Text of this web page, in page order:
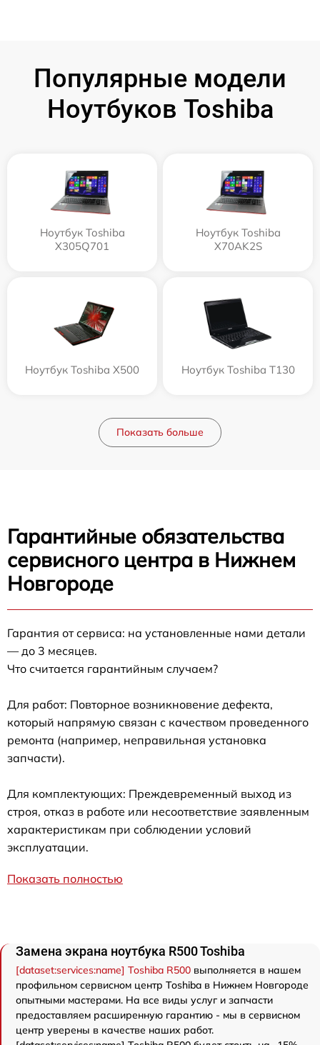
Популярные модели
Ноутбуков Toshiba
Ноутбук Toshiba
X305Q701
Ноутбук Toshiba
X70AK2S
Ноутбук Toshiba X500 Ноутбук Toshiba T130
Показать больше
Гарантийные обязательства
сервисного центра в Нижнем
Новгороде
Гарантия от сервиса: на установленные нами детали
— до 3 месяцев.
Что считается гарантийным случаем?
Для работ: Повторное возникновение дефекта,
который напрямую связан с качеством проведенного
ремонта (например, неправильная установка
запчасти).
Для комплектующих: Преждевременный выход из
строя, отказ в работе или несоответствие заявленным
характеристикам при соблюдении условий
эксплуатации.
Показать полностью
Замена экрана ноутбука R500 Toshiba
[dataset:services:name] Toshiba R500 выполняется в нашем
профильном сервисном центр Toshiba в Нижнем Новгороде
опытными мастерами. На все виды услуг и запчасти
предоставляем расширенную гарантию - мы в сервисном
центр уверены в качестве наших работ.